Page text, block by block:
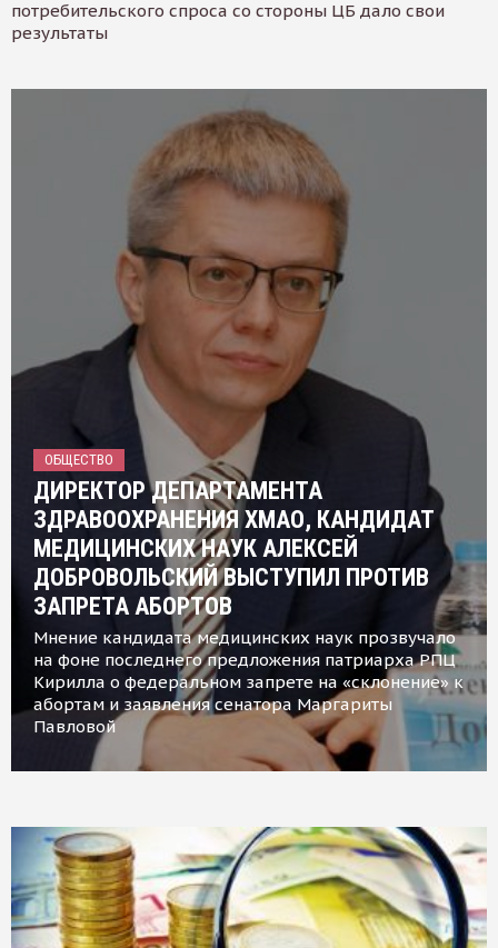
потребительского спроса со стороны ЦБ дало свои
результаты
ОБЩЕСТВО
ДИРЕКТОР ДЕПАРТАМЕНТА
ЗДРАВООХРАНЕНИЯ ХМАО, КАНДИДАТ
МЕДИЦИНСКИХ НАУК АЛЕКСЕЙ
ДОБРОВОЛЬСКИЙ ВЫСТУПИЛ ПРОТИВ
ЗАПРЕТА АБОРТОВ
Мнение кандидата медицинских наук прозвучало
на фоне последнего предложения патриарха РПЦ
Кирилла о федеральном запрете на «склонение» к
абортам и заявления сенатора Маргариты
Павловой